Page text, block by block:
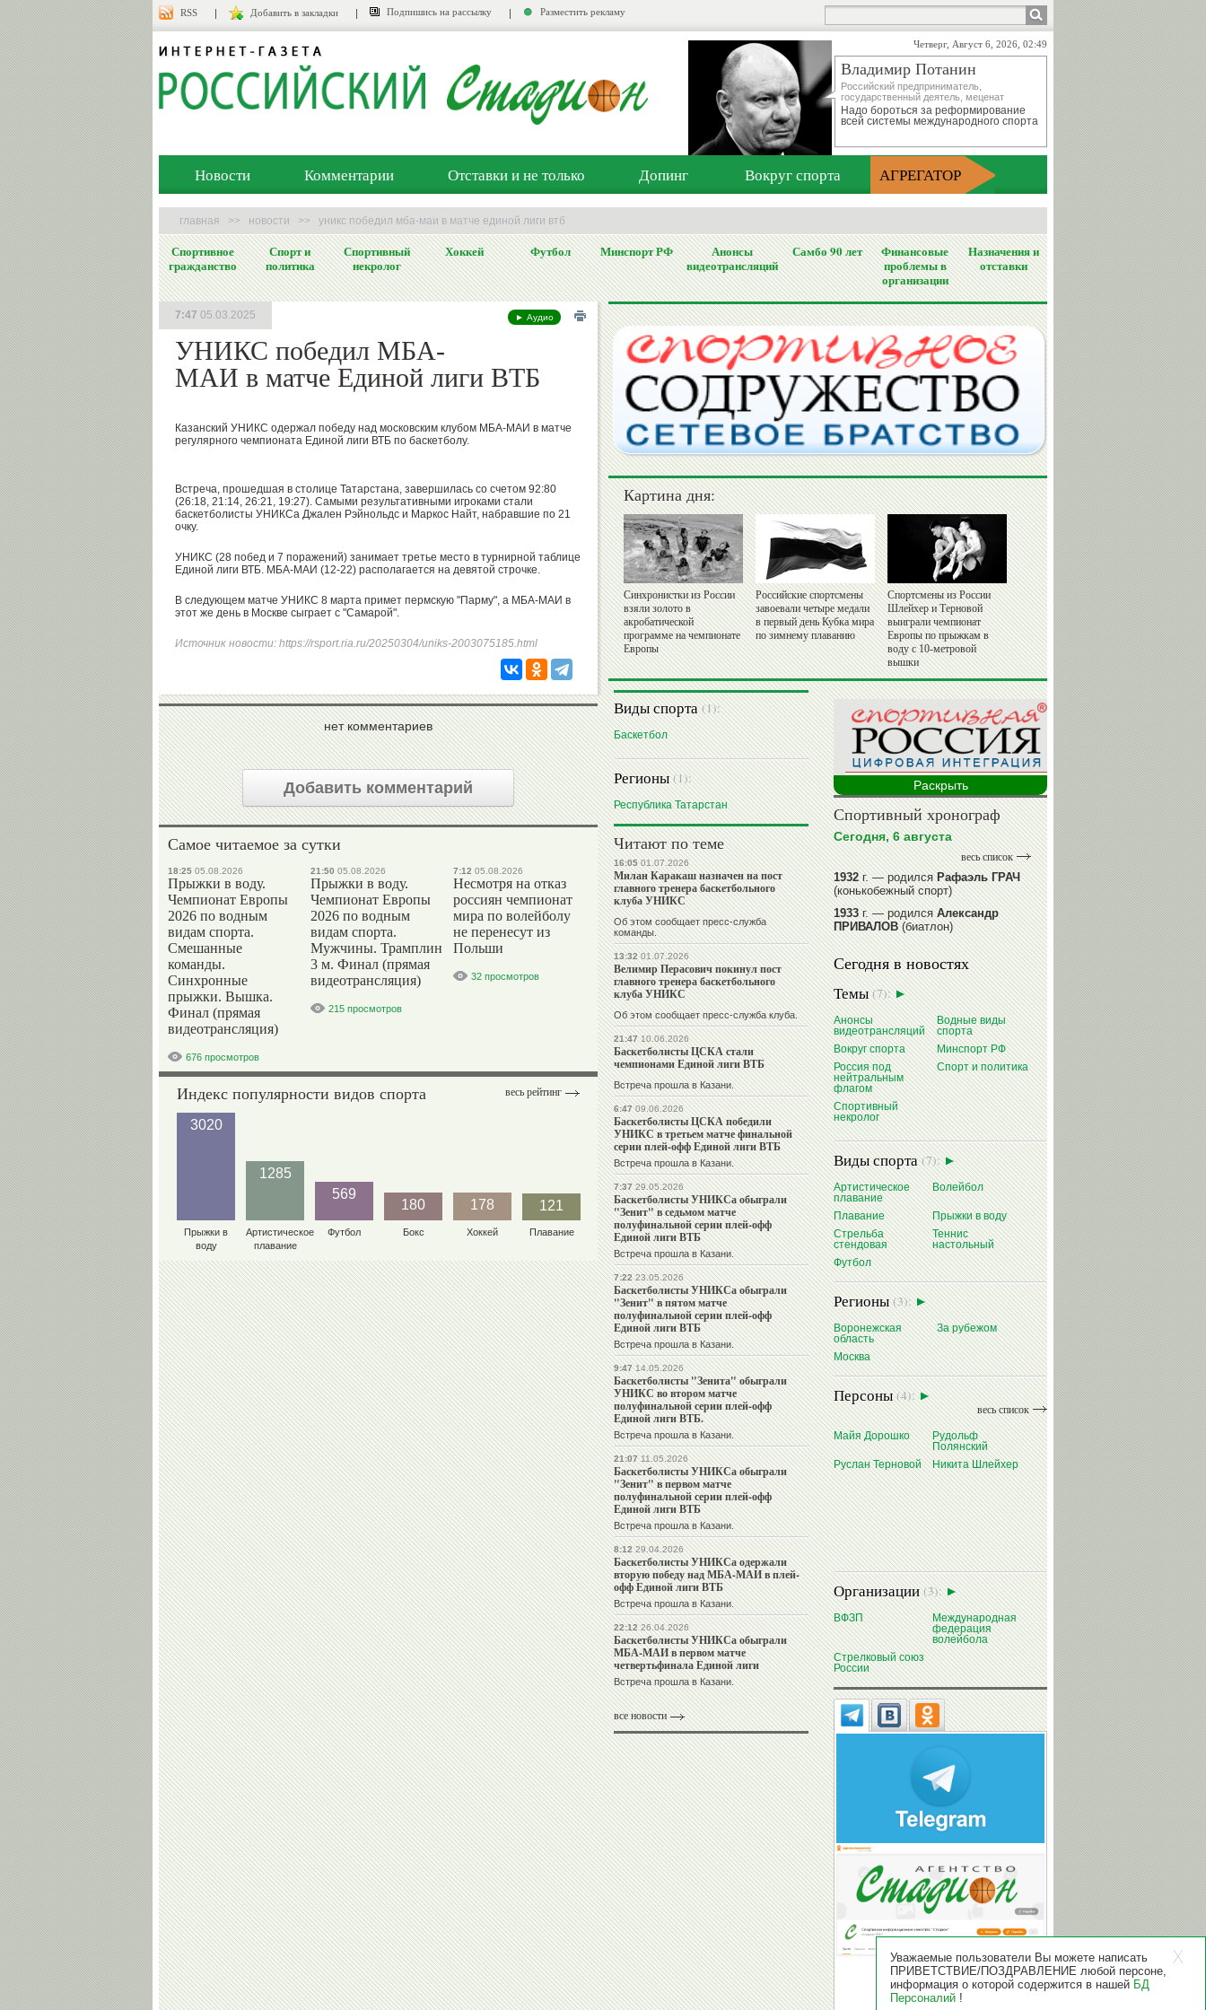
RSS Добавить в закладки Подпишись на рассылку Разместить рекламу
Четверг, Август 6, 2026, 02:49
Владимир Потанин
Российский предприниматель,
государственный деятель, меценат
Надо бороться за реформирование
всей системы международного спорта
Новости Комментарии Отставки и не только Допинг Вокруг спорта АГРЕГАТОР
главная >> новости >> уникс победил мба-маи в матче единой лиги втб
Спортивное
гражданство
Спорт и
политика
Спортивный
некролог
Хоккей Футбол Минспорт РФ
Анонсы
видеотрансляций
Самбо 90 лет
Финансовые
проблемы в
организации
Назначения и
отставки
► Аудио
УНИКС победил МБА-
МАИ в матче Единой лиги ВТБ
7:47 05.03.2025
Казанский УНИКС одержал победу над московским клубом МБА-МАИ в матче
регулярного чемпионата Единой лиги ВТБ по баскетболу.
Встреча, прошедшая в столице Татарстана, завершилась со счетом 92:80
(26:18, 21:14, 26:21, 19:27). Самыми результативными игроками стали
баскетболисты УНИКСа Джален Рэйнольдс и Маркос Найт, набравшие по 21
очку.
УНИКС (28 побед и 7 поражений) занимает третье место в турнирной таблице
Единой лиги ВТБ. МБА-МАИ (12-22) располагается на девятой строчке.
В следующем матче УНИКС 8 марта примет пермскую "Парму", а МБА-МАИ в
этот же день в Москве сыграет с "Самарой".
Источник новости: https://rsport.ria.ru/20250304/uniks-2003075185.html
нет комментариев
Добавить комментарий
Самое читаемое за сутки
18:25 05.08.2026
Прыжки в воду.
Чемпионат Европы
2026 по водным
видам спорта.
Смешанные
команды.
Синхронные
прыжки. Вышка.
Финал (прямая
видеотрансляция)
676 просмотров
21:50 05.08.2026
Прыжки в воду.
Чемпионат Европы
2026 по водным
видам спорта.
Мужчины. Трамплин
3 м. Финал (прямая
видеотрансляция)
215 просмотров
7:12 05.08.2026
Несмотря на отказ
россиян чемпионат
мира по волейболу
не перенесут из
Польши
32 просмотров
весь рейтинг
Индекс популярности видов спорта
3020
Прыжки в
воду
1285
Артистическое
плавание
569
Футбол
180
Бокс
178
Хоккей
121
Плавание
Картина дня:
Синхронистки из России
взяли золото в
акробатической
программе на чемпионате
Европы
Российские спортсмены
завоевали четыре медали
в первый день Кубка мира
по зимнему плаванию
Спортсмены из России
Шлейхер и Терновой
выиграли чемпионат
Европы по прыжкам в
воду с 10-метровой
вышки
Виды спорта(1):
Баскетбол
Регионы(1):
Республика Татарстан
Читают по теме
16:0501.07.2026
Милан Каракаш назначен на пост
главного тренера баскетбольного
клуба УНИКС
Об этом сообщает пресс-служба
команды.
13:3201.07.2026
Велимир Перасович покинул пост
главного тренера баскетбольного
клуба УНИКС
Об этом сообщает пресс-служба клуба.
21:4710.06.2026
Баскетболисты ЦСКА стали
чемпионами Единой лиги ВТБ
Встреча прошла в Казани.
6:4709.06.2026
Баскетболисты ЦСКА победили
УНИКС в третьем матче финальной
серии плей-офф Единой лиги ВТБ
Встреча прошла в Казани.
7:3729.05.2026
Баскетболисты УНИКСа обыграли
"Зенит" в седьмом матче
полуфинальной серии плей-офф
Единой лиги ВТБ
Встреча прошла в Казани.
7:2223.05.2026
Баскетболисты УНИКСа обыграли
"Зенит" в пятом матче
полуфинальной серии плей-офф
Единой лиги ВТБ
Встреча прошла в Казани.
9:4714.05.2026
Баскетболисты "Зенита" обыграли
УНИКС во втором матче
полуфинальной серии плей-офф
Единой лиги ВТБ.
Встреча прошла в Казани.
21:0711.05.2026
Баскетболисты УНИКСа обыграли
"Зенит" в первом матче
полуфинальной серии плей-офф
Единой лиги ВТБ
Встреча прошла в Казани.
8:1229.04.2026
Баскетболисты УНИКСа одержали
вторую победу над МБА-МАИ в плей-
офф Единой лиги ВТБ
Встреча прошла в Казани.
22:1226.04.2026
Баскетболисты УНИКСа обыграли
МБА-МАИ в первом матче
четвертьфинала Единой лиги
Встреча прошла в Казани.
все новости
Раскрыть
Спортивный хронограф
Сегодня, 6 августа
весь список
1932г. — родилсяРафаэль ГРАЧ
(конькобежный спорт)
1933г. — родилсяАлександр
ПРИВАЛОВ(биатлон)
1939г. — родилсяАнатолий
ИОНОВ(хоккей)
1939г. — родилсяАнатолий
ЦАРИК(борьба вольная)
1946г. — родилсяВиктор
БАЖЕНОВ(фехтование)
читать далее
Сегодня в новостях
Темы(7):
Анонсы
видеотрансляций
Водные виды
спорта
Вокруг спорта
Минспорт РФ
Россия под
нейтральным
флагом
Спорт и политика
Спортивный
некролог
Виды спорта(7):
Артистическое
плавание
Волейбол
Плавание
Прыжки в воду
Стрельба
стендовая
Теннис
настольный
Футбол
Регионы(3):
Воронежская
область
За рубежом
Москва
Персоны(4):
весь список
Майя Дорошко
Рудольф
Полянский
Руслан Терновой
Никита Шлейхер
Организации(3):
ВФЗП
Международная
федерация
волейбола
Стрелковый союз
России
Уважаемые пользователи Вы можете написать
ПРИВЕТСТВИЕ/ПОЗДРАВЛЕНИЕ любой персоне,
информация о которой содержится в нашей БД
Персоналий !